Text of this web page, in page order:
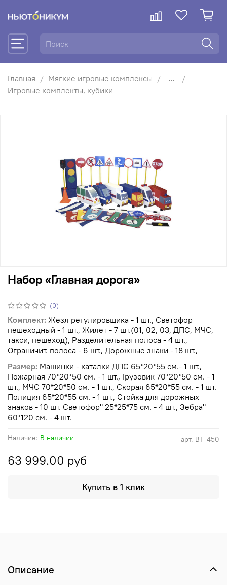
Главная Мягкие игровые комплексы
...
Игровые комплекты, кубики
(0)
арт. ВТ-450
Наличие: В наличии
Набор «Главная дорога»
63 999.00 руб
Купить в 1 клик
Комплект: Жезл регулировщика - 1 шт., Светофор
пешеходный - 1 шт., Жилет - 7 шт.(01, 02, 03, ДПС, МЧС,
такси, пешеход), Разделительная полоса - 4 шт.,
Ограничит. полоса - 6 шт., Дорожные знаки - 18 шт.,
Размер: Машинки - каталки ДПС 65*20*55 см.- 1 шт.,
Пожарная 70*20*50 см. - 1 шт., Грузовик 70*20*50 см. - 1
шт., МЧС 70*20*50 см. - 1 шт., Скорая 65*20*55 см. - 1 шт.
Полиция 65*20*55 см. - 1 шт., Стойка для дорожных
знаков - 10 шт. Светофор" 25*25*75 см. - 4 шт., Зебра"
60*120 см. - 4 шт.
Описание